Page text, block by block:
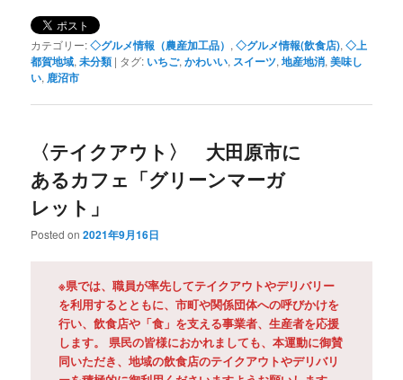
カテゴリー:◇グルメ情報（農産加工品） ,◇グルメ情報(飲食店),◇上
都賀地域,未分類 | タグ: いちご,かわいい, スイーツ,地産地消,美味し
い, 鹿沼市
〈テイクアウト〉 大田原市に
あるカフェ「グリーンマーガ
レット」
Posted on2021年9月16日
※県では、職員が率先してテイクアウトやデリバリー
を利用するとともに、市町や関係団体への呼びかけを
行い、飲食店や「食」を支える事業者、生産者を応援
します。 県民の皆様におかれましても、本運動に御賛
同いただき、地域の飲食店のテイクアウトやデリバリ